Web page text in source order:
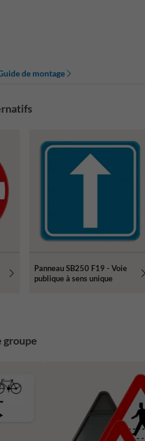
de montage
Panneau SB250 F19 - Voie
publique à sens unique
groupe